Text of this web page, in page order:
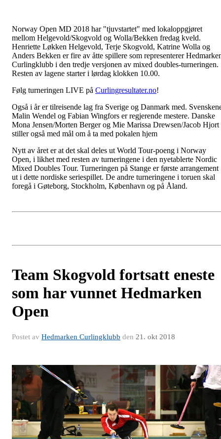
Norway Open MD 2018 har "tjuvstartet" med lokaloppgjøret
mellom Helgevold/Skogvold og Wolla/Bekken fredag kveld.
Henriette Løkken Helgevold, Terje Skogvold, Katrine Wolla og
Anders Bekken er fire av åtte spillere som representerer
Curlingklubb i den tredje versjonen av mixed doubles-turneringen.
Resten av lagene starter i lørdag klokken 10.00.
Følg turneringen LIVE på Curlingresultater.no!
Også i år er tilreisende lag fra Sverige og Danmark med.
Malin Wendel og Fabian Wingfors er regjerende mestere. Danske
Mona Jensen/Morten Berger og Mie Marissa Drewsen/Jacob Hjort
stiller også med mål om å ta med pokalen hjem
Nytt av året er at det skal deles ut World Tour-poeng i Norway
Open, i likhet med resten av turneringene i den nyetablerte Nordic
Mixed Doubles Tour. Turneringen på Stange er første arrangement
ut i dette nordiske seriespillet. De andre turneringene i toruen skal
foregå i Gøteborg, Stockholm, København og på Åland.
Team Skogvold fortsatt eneste
som har vunnet Hedmarken
Open
Postet av Hedmarken Curlingklubb den 21. okt 2018